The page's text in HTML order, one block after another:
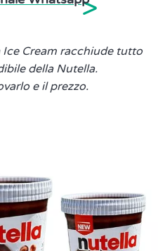
>
Ice Cream racchiude tutto
della Nutella.
e il prezzo.